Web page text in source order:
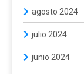
agosto 2024
julio 2024
junio 2024